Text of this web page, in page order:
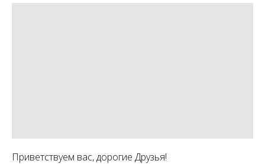
Приветствуем вас, дорогие Друзья!